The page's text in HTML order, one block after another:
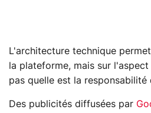
L'architecture technique
la plateforme, mais sur
pas quelle est la responsabilité
Des publicités diffusées par